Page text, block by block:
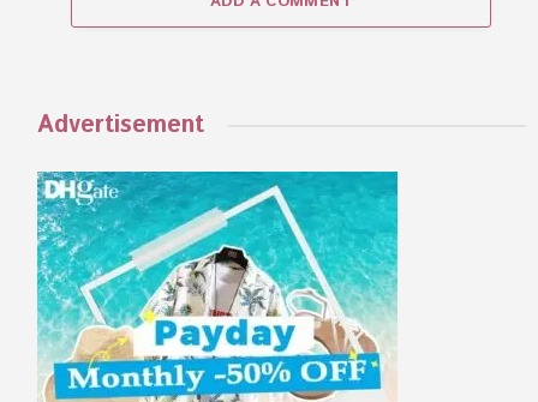
Advertisement